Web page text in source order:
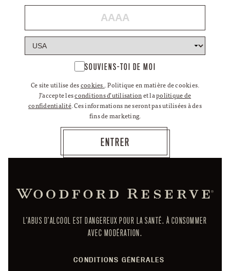
SOUVIENS-TOI DE MOI
Ce site utilise descookies.. Politique en matière de cookies.
J’accepte lesconditions d’utilisationet lapolitique de
confidentialité. Ces informations ne seront pas utilisées à des
fins de marketing.
L’ABUS D’ALCOOL EST DANGEREUX POUR LA SANTÉ. À CONSOMMER
AVEC MODÉRATION.
CONDITIONS GÉNÉRALES